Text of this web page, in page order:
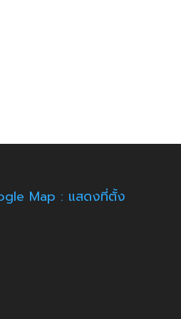
Map : แสดงที่ตั้ง